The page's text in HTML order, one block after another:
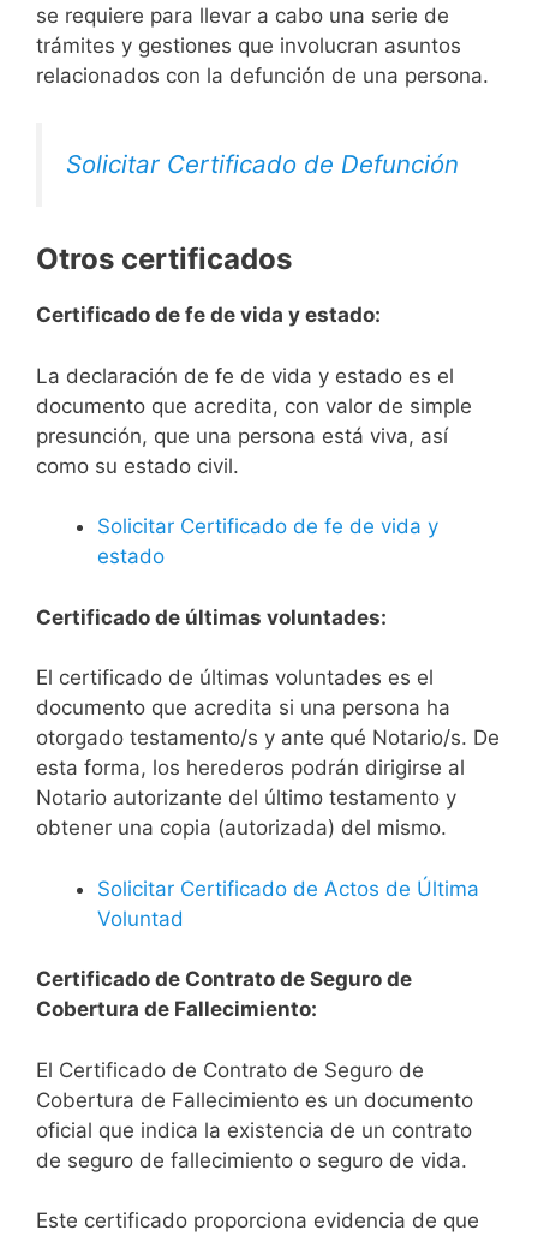
se requiere para llevar a cabo una serie de
trámites y gestiones que involucran asuntos
relacionados con la defunción de una persona.
Solicitar Certificado de Defunción
Otros certificados
Certificado de fe de vida y estado:
La declaración de fe de vida y estado es el
documento que acredita, con valor de simple
presunción, que una persona está viva, así
como su estado civil.
Solicitar Certificado de fe de vida y
estado
Certificado de últimas voluntades:
El certificado de últimas voluntades es el
documento que acredita si una persona ha
otorgado testamento/s y ante qué Notario/s. De
esta forma, los herederos podrán dirigirse al
Notario autorizante del último testamento y
obtener una copia (autorizada) del mismo.
Solicitar Certificado de Actos de Última
Voluntad
Certificado de Contrato de Seguro de
Cobertura de Fallecimiento:
El Certificado de Contrato de Seguro de
Cobertura de Fallecimiento es un documento
oficial que indica la existencia de un contrato
de seguro de fallecimiento o seguro de vida.
Este certificado proporciona evidencia de que